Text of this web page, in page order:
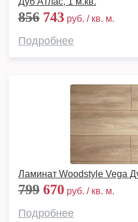
856 743 руб. / кв. м.
Подробнее
Ламинат Woodstyle Vega
799 670 руб. / кв. м.
Подробнее